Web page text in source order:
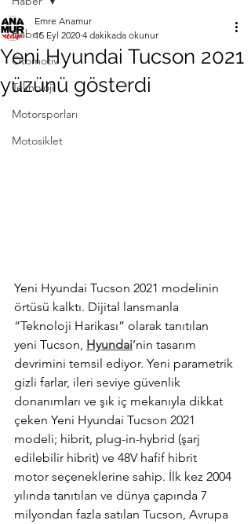
Haber
Otomotiv
Teknoloji
Motorsporları
Motosiklet
Yeni Hyundai Tucson 2021
yüzünü gösterdi
Emre Anamur
15 Eyl 2020 4 dakikada okunur
Yeni Hyundai Tucson 2021 modelinin
örtüsü kalktı. Dijital lansmanla
“Teknoloji Harikası” olarak tanıtılan
yeni Tucson, Hyundai’nin tasarım
devrimini temsil ediyor. Yeni parametrik
gizli farlar, ileri seviye güvenlik
donanımları ve şık iç mekanıyla dikkat
çeken Yeni Hyundai Tucson 2021
modeli; hibrit, plug-in-hybrid (şarj
edilebilir hibrit) ve 48V hafif hibrit
motor seçeneklerine sahip. İlk kez 2004
yılında tanıtılan ve dünya çapında 7
milyondan fazla satılan Tucson, Avrupa